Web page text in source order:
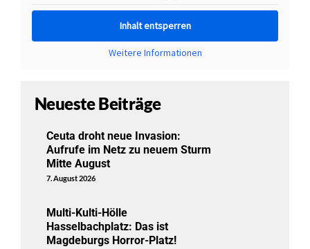
Inhalt entsperren
Weitere Informationen
Neueste Beiträge
Ceuta droht neue Invasion:
Aufrufe im Netz zu neuem Sturm
Mitte August
7. August 2026
Multi-Kulti-Hölle
Hasselbachplatz: Das ist
Magdeburgs Horror-Platz!